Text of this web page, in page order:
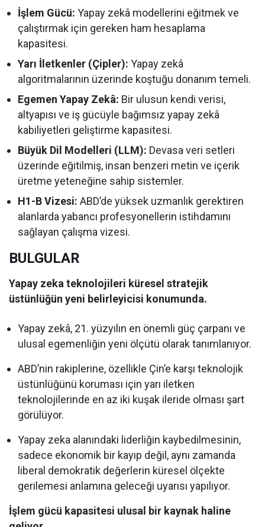
İşlem Gücü: Yapay zekâ modellerini eğitmek ve
çalıştırmak için gereken ham hesaplama
kapasitesi.
Yarı İletkenler (Çipler):Yapay zekâ
algoritmalarının üzerinde koştuğu donanım temeli.
Egemen Yapay Zekâ: Bir ulusun kendi verisi,
altyapısı ve iş gücüyle bağımsız yapay zekâ
kabiliyetleri geliştirme kapasitesi.
Büyük Dil Modelleri (LLM): Devasa veri setleri
üzerinde eğitilmiş, insan benzeri metin ve içerik
üretme yeteneğine sahip sistemler.
H1-B Vizesi:ABD’de yüksek uzmanlık gerektiren
alanlarda yabancı profesyonellerin istihdamını
sağlayan çalışma vizesi.
BULGULAR
Yapay zeka teknolojileri küresel stratejik
üstünlüğün yeni belirleyicisi konumunda.
Yapay zekâ, 21. yüzyılın en önemli güç çarpanı ve
ulusal egemenliğin yeni ölçütü olarak tanımlanıyor.
ABD’nin rakiplerine, özellikle Çin’e karşı teknolojik
üstünlüğünü koruması için yarı iletken
teknolojilerinde en az iki kuşak ileride olması şart
görülüyor.
Yapay zeka alanındaki liderliğin kaybedilmesinin,
sadece ekonomik bir kayıp değil, aynı zamanda
liberal demokratik değerlerin küresel ölçekte
gerilemesi anlamına geleceği uyarısı yapılıyor.
İşlem gücü kapasitesi ulusal bir kaynak haline